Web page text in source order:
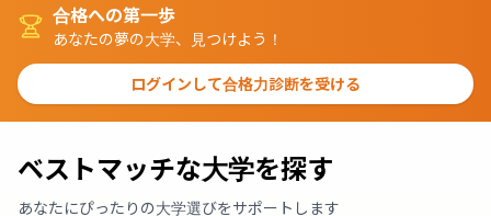
合格への第一歩
あなたの夢の大学、見つけよう！
ログインして合格力診断を受ける
ベストマッチな大学を探す
あなたにぴったりの大学選びをサポートします